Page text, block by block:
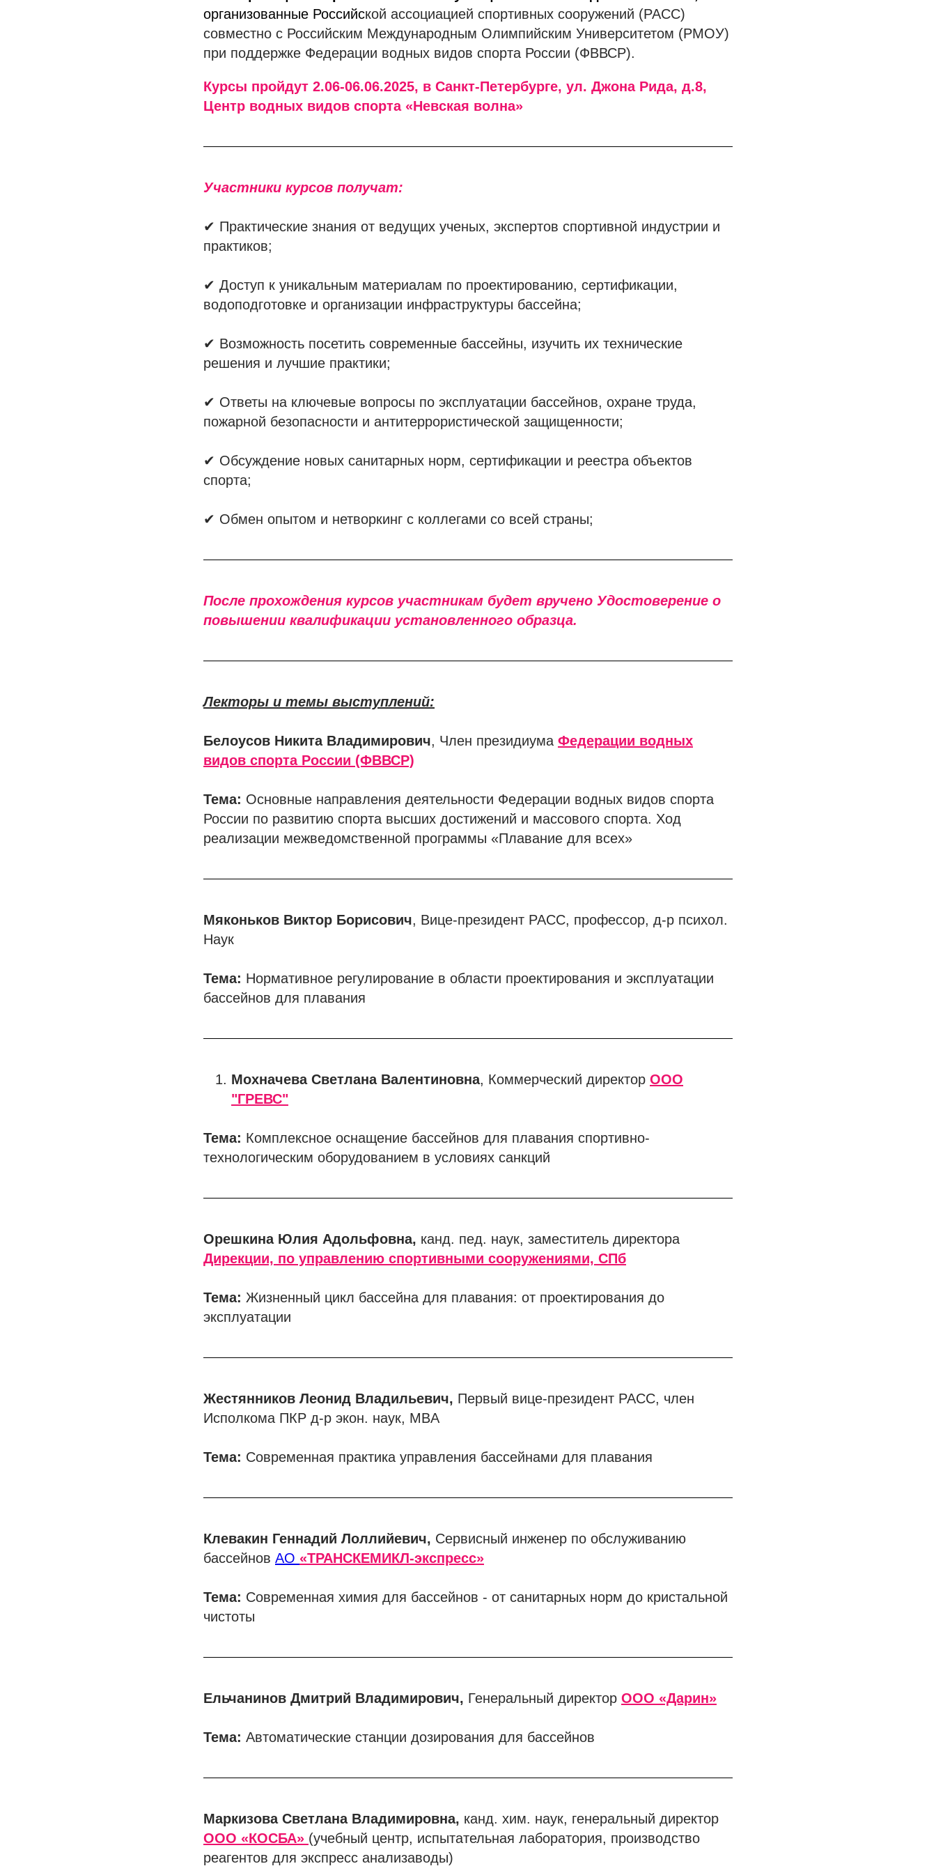
организованные Российской ассоциацией спортивных сооружений (РАСС)
совместно с Российским Международным Олимпийским Университетом (РМОУ)
при поддержке Федерации водных видов спорта России (ФВВСР).
Курсы пройдут 2.06-06.06.2025, в Санкт-Петербурге, ул. Джона Рида, д.8,
Центр водных видов спорта «Невская волна»
Участники курсов получат:
✔ Практические знания от ведущих ученых, экспертов спортивной индустрии и
практиков;
✔ Доступ к уникальным материалам по проектированию, сертификации,
водоподготовке и организации инфраструктуры бассейна;
✔ Возможность посетить современные бассейны, изучить их технические
решения и лучшие практики;
✔ Ответы на ключевые вопросы по эксплуатации бассейнов, охране труда,
пожарной безопасности и антитеррористической защищенности;
✔ Обсуждение новых санитарных норм, сертификации и реестра объектов
спорта;
✔ Обмен опытом и нетворкинг с коллегами со всей страны;
После прохождения курсов участникам будет вручено Удостоверение о
повышении квалификации установленного образца.
Лекторы и темы выступлений:
Белоусов Никита Владимирович, Член президиума Федерации водных
видов спорта России (ФВВСР)
Тема: Основные направления деятельности Федерации водных видов спорта
России по развитию спорта высших достижений и массового спорта. Ход
реализации межведомственной программы «Плавание для всех»
Мяконьков Виктор Борисович, Вице-президент РАСС, профессор, д-р психол.
Наук
Тема: Нормативное регулирование в области проектирования и эксплуатации
бассейнов для плавания
Мохначева Светлана Валентиновна, Коммерческий директор ООО
"ГРЕВС"
Тема: Комплексное оснащение бассейнов для плавания спортивно-
технологическим оборудованием в условиях санкций
Орешкина Юлия Адольфовна, канд. пед. наук, заместитель директора
Дирекции, по управлению спортивными сооружениями, СПб
Тема: Жизненный цикл бассейна для плавания: от проектирования до
эксплуатации
Жестянников Леонид Владильевич, Первый вице-президент РАСС, член
Исполкома ПКР д-р экон. наук, MBA
Тема: Современная практика управления бассейнами для плавания
Клевакин Геннадий Лоллийевич, Сервисный инженер по обслуживанию
бассейнов АО «ТРАНСКЕМИКЛ-экспресс»
Тема: Современная химия для бассейнов - от санитарных норм до кристальной
чистоты
Ельчанинов Дмитрий Владимирович, Генеральный директор ООО «Дарин»
Тема: Автоматические станции дозирования для бассейнов
Маркизова Светлана Владимировна, канд. хим. наук, генеральный директор
ООО «КОСБА» (учебный центр, испытательная лаборатория, производство
реагентов для экспресс анализаводы)